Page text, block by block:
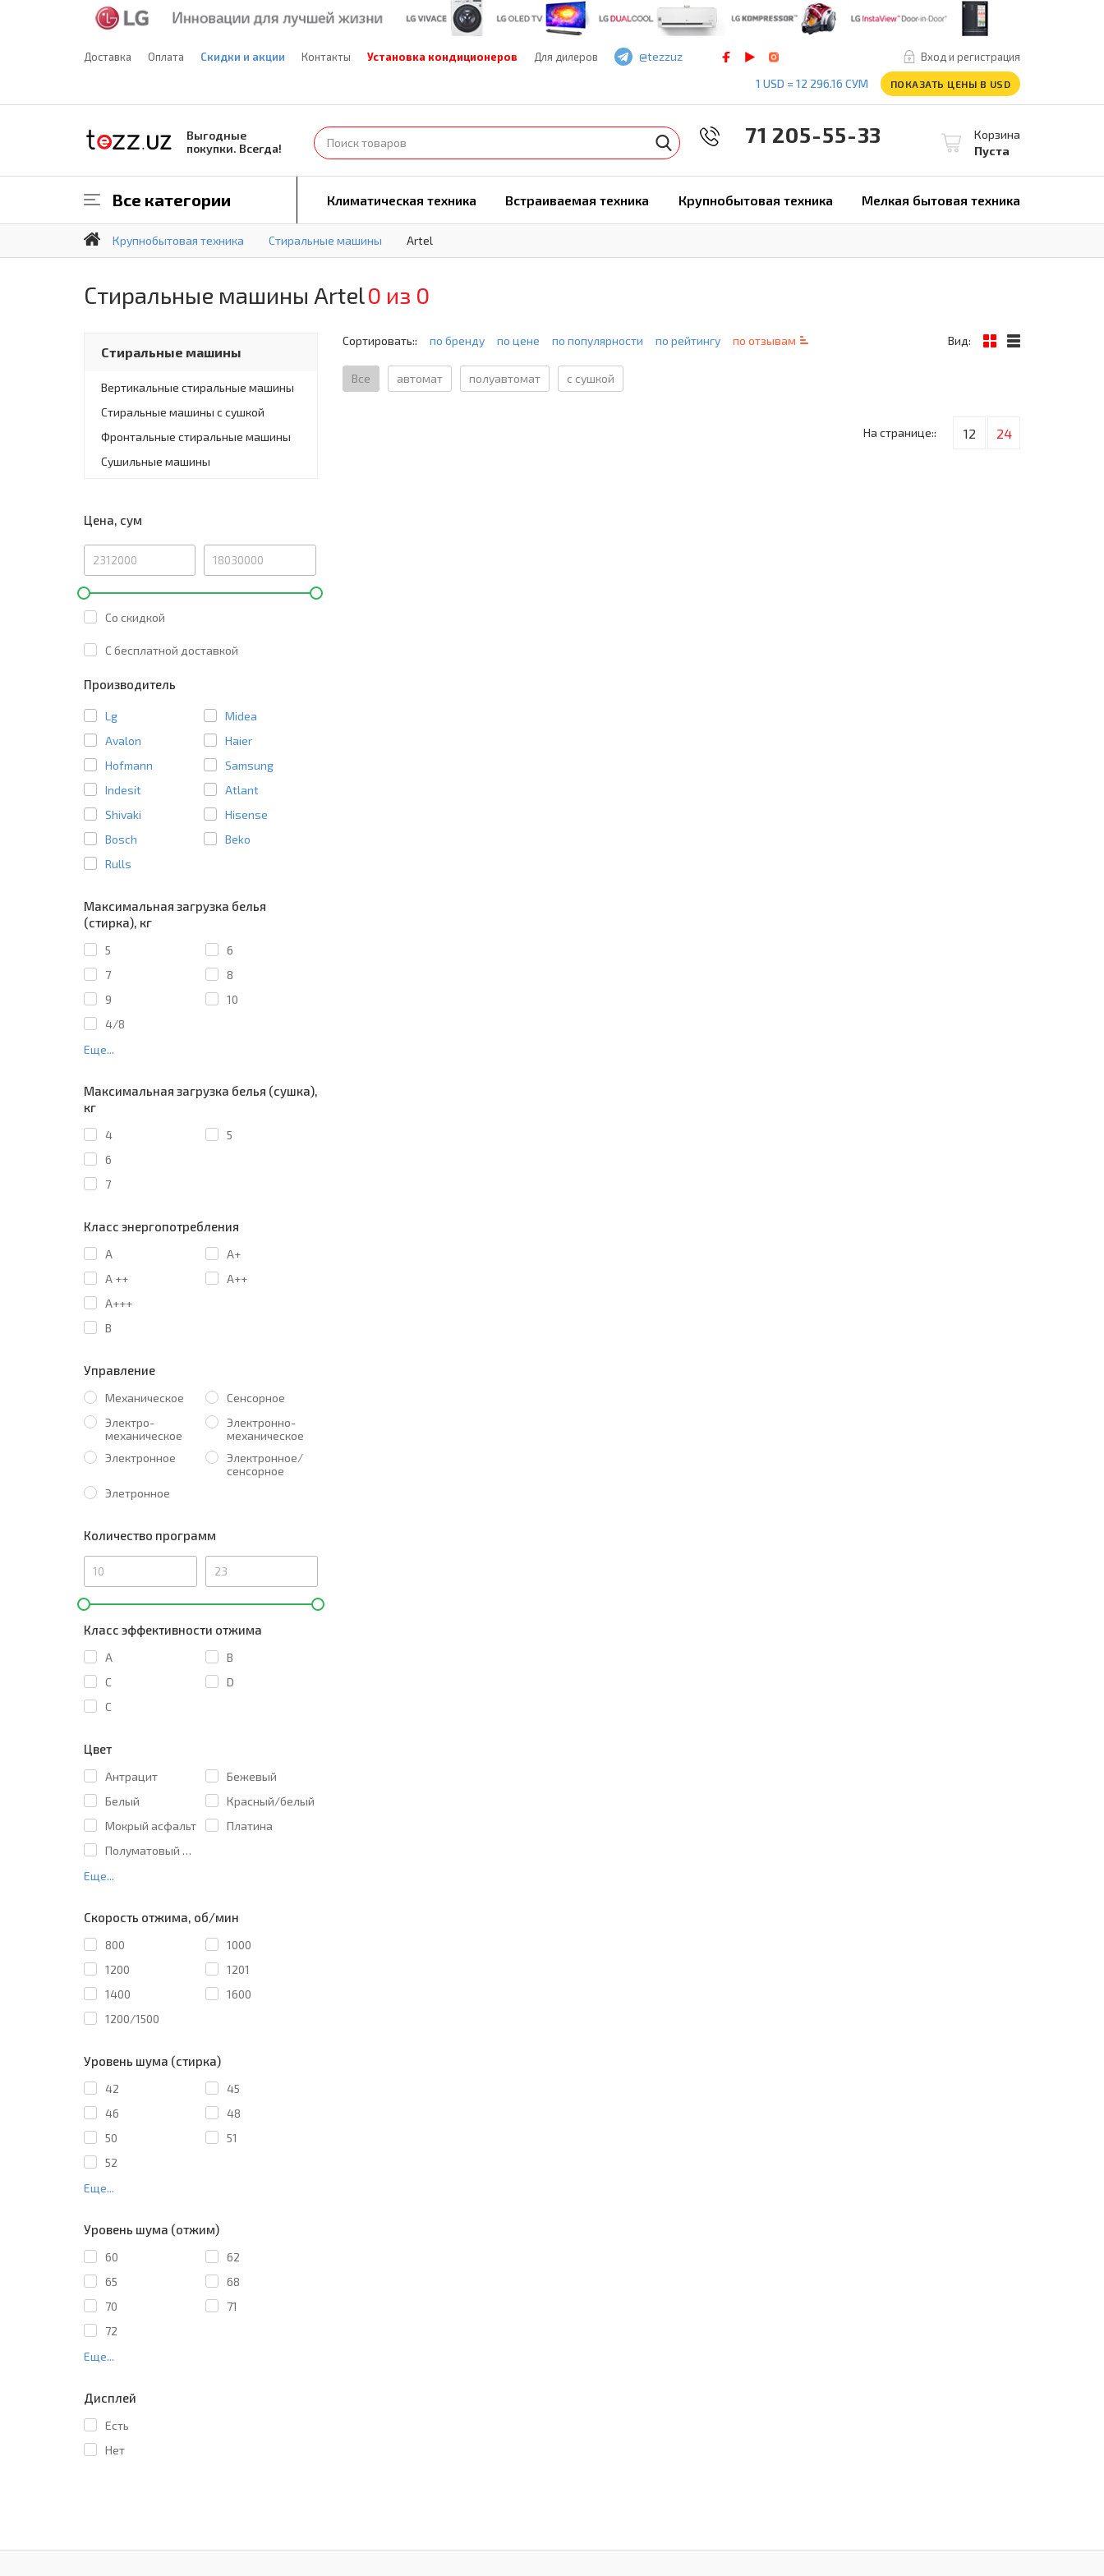
Доставка Оплата Скидки и акции Контакты Установка кондиционеров Для дилеров Вход и регистрация
@tezzuz
1 USD = 12 296.16 СУМ
ПОКАЗАТЬ ЦЕНЫ В USD
Выгодные
покупки. Всегда!
Корзина
Пуста
71 205-55-33
Все категории Климатическая техника Встраиваемая техника Крупнобытовая техника Мелкая бытовая техника
Крупнобытовая техника Стиральные машины Artel
Стиральные машины Artel0 из 0
Стиральные машины
Вертикальные стиральные машины
Стиральные машины с сушкой
Фронтальные стиральные машины
Сушильные машины
Цена, сум
Со скидкой
C бесплатной доставкой
Производитель
Lg
Midea
Avalon
Haier
Hofmann
Samsung
Indesit
Atlant
Shivaki
Hisense
Bosch
Beko
Rulls
Максимальная загрузка белья
(стирка), кг
5
6
7
8
9
10
4/8
Еще...
Максимальная загрузка белья (сушка),
кг
4
5
6
7
Класс энергопотребления
A
A+
A ++
A++
A+++
B
Управление
Механическое
Сенсорное
Электро-
механическое
Электронно-
механическое
Электронное
Электронное/
сенсорное
Элетронное
Количество программ
Класс эффективности отжима
A
B
C
D
С
Цвет
Антрацит
Бежевый
Белый
Красный/белый
Мокрый асфальт
Платина
Полуматовый черный
Еще...
Скорость отжима, об/мин
800
1000
1200
1201
1400
1600
1200/1500
Уровень шума (стирка)
42
45
46
48
50
51
52
Еще...
Уровень шума (отжим)
60
62
65
68
70
71
72
Еще...
Дисплей
Есть
Нет
Сортировать:: по бренду по цене по популярности по рейтингу по отзывам
Все автомат полуавтомат с сушкой
Вид:
На странице:: 12 24